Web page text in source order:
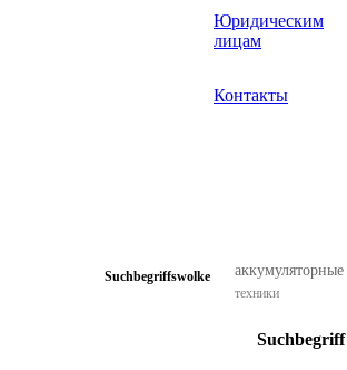
Юридическим
лицам
Контакты
Suchbegriffswolke аккумуляторные
техники
Suchbegriff